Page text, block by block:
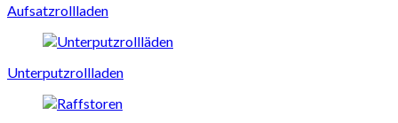
Aufsatzrollladen
Unterputzrollladen